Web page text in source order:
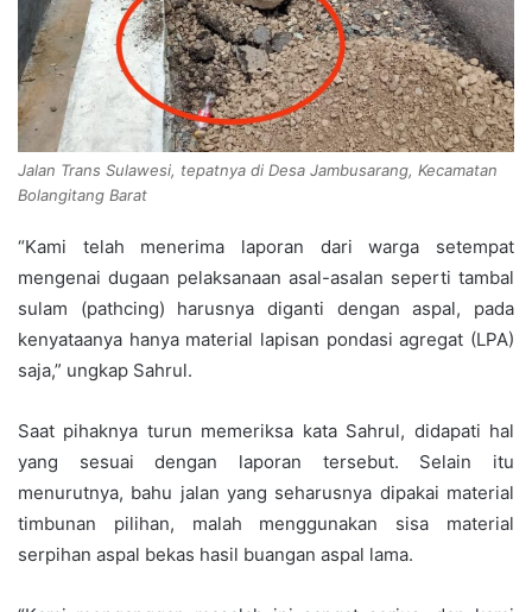
Jalan Trans Sulawesi, tepatnya di Desa Jambusarang, Kecamatan
Bolangitang Barat
“Kami telah menerima laporan dari warga setempat
mengenai dugaan pelaksanaan asal-asalan seperti tambal
sulam (pathcing) harusnya diganti dengan aspal, pada
kenyataanya hanya material lapisan pondasi agregat (LPA)
saja,” ungkap Sahrul.
Saat pihaknya turun memeriksa kata Sahrul, didapati hal
yang sesuai dengan laporan tersebut. Selain itu
menurutnya, bahu jalan yang seharusnya dipakai material
timbunan pilihan, malah menggunakan sisa material
serpihan aspal bekas hasil buangan aspal lama.